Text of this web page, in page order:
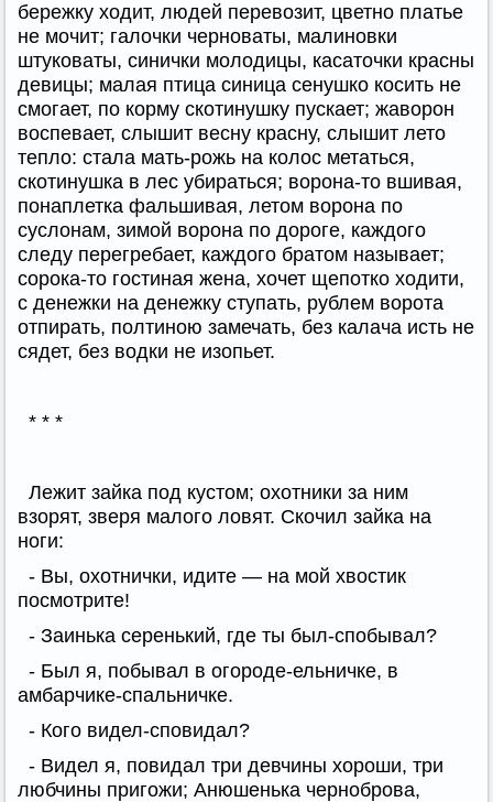
бережку ходит, людей перевозит, цветно платье
не мочит; галочки черноваты, малиновки
штуковаты, синички молодицы, касаточки красны
девицы; малая птица синица сенушко косить не
смогает, по корму скотинушку пускает; жаворон
воспевает, слышит весну красну, слышит лето
тепло: стала мать-рожь на колос метаться,
скотинушка в лес убираться; ворона-то вшивая,
понаплетка фальшивая, летом ворона по
суслонам, зимой ворона по дороге, каждого
следу перегребает, каждого братом называет;
сорока-то гостиная жена, хочет щепотко ходити,
с денежки на денежку ступать, рублем ворота
отпирать, полтиною замечать, без калача исть не
сядет, без водки не изопьет.
* * *
Лежит зайка под кустом; охотники за ним
взорят, зверя малого ловят. Скочил зайка на
ноги:
- Вы, охотнички, идите — на мой хвостик
посмотрите!
- Заинька серенький, где ты был-спобывал?
- Был я, побывал в огороде-ельничке, в
амбарчике-спальничке.
- Кого видел-сповидал?
- Видел я, повидал три девчины хороши, три
любчины пригожи; Анюшенька черноброва,